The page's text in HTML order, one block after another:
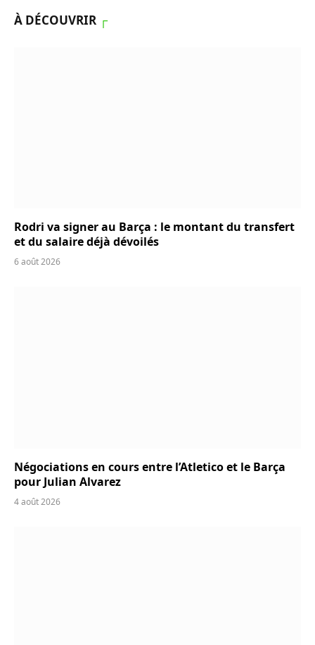
À DÉCOUVRIR ┌
Rodri va signer au Barça : le montant du transfert
et du salaire déjà dévoilés
6 août 2026
Négociations en cours entre l’Atletico et le Barça
pour Julian Alvarez
4 août 2026